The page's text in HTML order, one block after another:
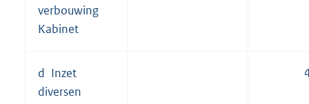
verbouwing
Kabinet
d Inzet
diversen